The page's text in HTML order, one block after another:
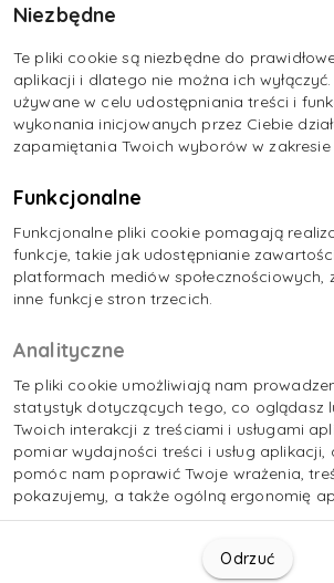
Niezbędne
Te pliki cookie są niezbędne do
aplikacji i dlatego nie można ich
używane w celu udostępniania treści i
wykonania inicjowanych przez Ciebie
zapamiętania Twoich wyborów w
Funkcjonalne
Funkcjonalne pliki cookie pomagają
funkcje, takie jak udostępnianie
platformach mediów społecznościowych,
inne funkcje stron trzecich.
Analityczne
Te pliki cookie umożliwiają nam
statystyk dotyczących tego, co oglądasz
Twoich interakcji z treściami i usługami
pomiar wydajności treści i usług aplikacji,
pomóc nam poprawić Twoje wrażenia,
pokazujemy, a także ogólną ergonomię
Odrzuć